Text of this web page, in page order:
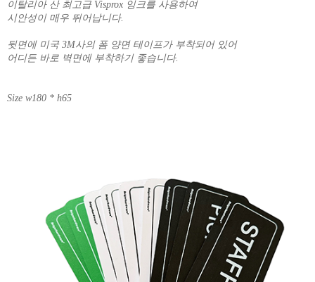
이탈리아 산 최고급 Visprox 잉크를 사용하여
시안성이 매우 뛰어납니다.
뒷면에 미국 3M사의 폼 양면 테이프가 부착되어 있어
어디든 바로 벽면에 부착하기 좋습니다.
Size w180 * h65